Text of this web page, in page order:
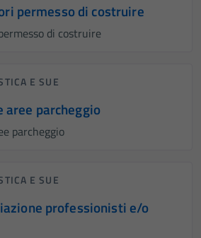
permesso di costruire
di costruire
E SUE
parcheggio
parcheggio
E SUE
professionisti e/o